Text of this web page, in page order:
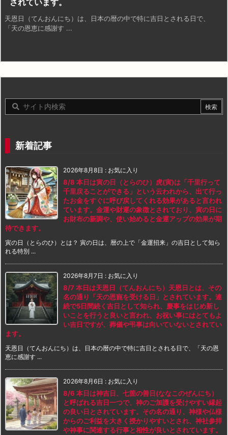
天恩日（てんおんにち）は、日本の暦の中で特に吉日とされる日で、
「天の恩恵に感謝す ...
新着記事
2026年8月8日 : お気に入り
8/8 本日は寅の日（とらのひ）虎(寅)は「千里行って
千里戻ることができる」という云われから、出て行っ
たお金をすぐに呼び戻してくれる効果があると言われ
ています。金運や財運の象徴とされており、寅の日に
お財布の新調や、使い始めると金運アップの効果が期
待できます。
寅の日（とらのひ）とは？ 寅の日は、暦の上で「金運招来」の吉日として知ら
れる特別 ...
2026年8月7日 : お気に入り
8/7 本日は天恩日（てんおんにち）天恩日とは、その
名の通り「天の恩寵を受ける日」とされています。連
続で5日間続く吉日として知られ、慶事をはじめ新し
いことを行うと良いと言われ、お祝い事にはとてもよ
い吉日ですが、葬儀や弔事は向いていないとされてい
ます。
天恩日（てんおんにち）は、日本の暦の中で特に吉日とされる日で、「天の恩
恵に感謝す ...
2026年8月6日 : お気に入り
8/6 本日は神吉日、七箇の善日(ななこのぜんにち）
と呼ばれる吉日一つで、神のご加護を受けやすい縁起
の良い日とされています。その名の通り、神様や仏様
からのご利益を大きく授かりやすいとされ、神社参拝
や神事に関連する行事と相性が良いとされています。